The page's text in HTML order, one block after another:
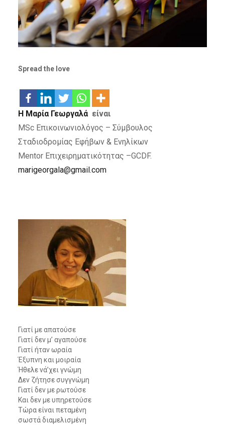
Spread the love
Η Μαρία Γεωργαλά είναι
MSc Επικοινωνιολόγος – Σύμβουλος
Σταδιοδρομίας Εφήβων & Ενηλίκων
Mentor Επιχειρηματικότητας –GCDF.
marigeorgala@gmail.com
Γιατί με απατούσε
Γιατί δεν μ’ αγαπούσε
Γιατί ήταν ωραία
Έξυπνη και μοιραία
Ήθελε νά’χει γνώμη
Δεν ζήτησε συγγνώμη
Γιατί δεν με ρωτούσε
Και δεν με υπηρετούσε
Τώρα είναι πεταμένη
σωστά διαμελισμένη